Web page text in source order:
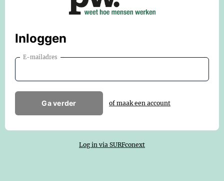
Inloggen
E-mailadres
Ga verder of maak een account
Log in via SURFconext